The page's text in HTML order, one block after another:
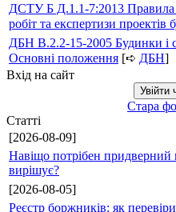
ДСТУ Б Д.1.1-7:2013 Правила
робіт та експертизи проектів
ДБН В.2.2-15-2005 Будинки і
Основні положення [➪ ДБН]
Вхід на сайт
Увійти
Стара
Статті
[2026-08-09]
Навіщо потрібен придверний
вирішує?
[2026-08-05]
Реєстр боржників: як